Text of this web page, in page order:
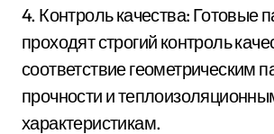
4. Контроль качества: Готовые
проходят строгий контроль
соответствие геометрическим
прочности и
характеристикам.